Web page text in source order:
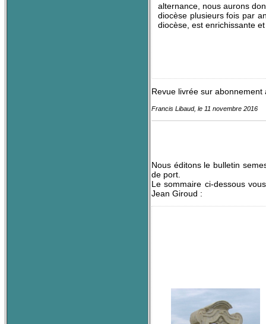
alternance, nous aurons
diocèse plusieurs fois par
diocèse, est enrichissante
Revue livrée sur
Francis Libaud, le 11 novembre 2016
Nous éditons le bulletin
de port.
Le sommaire ci-dessous
Jean Giroud :